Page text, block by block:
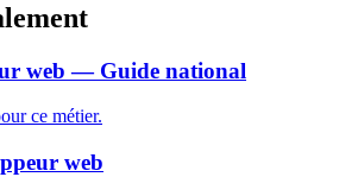
web — Guide national
ce métier.
web